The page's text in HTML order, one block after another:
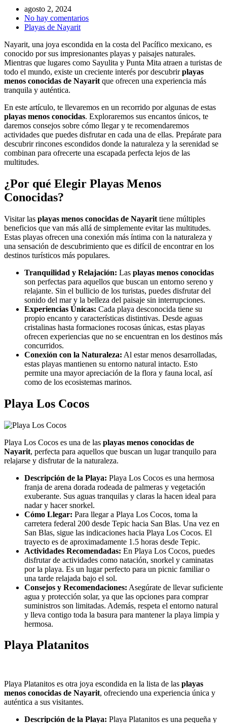
agosto 2, 2024
No hay comentarios
Playas de Nayarit
Nayarit, una joya escondida en la costa del Pacífico mexicano, es
conocido por sus impresionantes playas y paisajes naturales.
Mientras que lugares como Sayulita y Punta Mita atraen a turistas de
todo el mundo, existe un creciente interés por descubrirplayas
menos conocidas de Nayarit que ofrecen una experiencia más
tranquila y auténtica.
En este artículo, te llevaremos en un recorrido por algunas de estas
playas menos conocidas. Exploraremos sus encantos únicos, te
daremos consejos sobre cómo llegar y te recomendaremos
actividades que puedes disfrutar en cada una de ellas. Prepárate para
descubrir rincones escondidos donde la naturaleza y la serenidad se
combinan para ofrecerte una escapada perfecta lejos de las
multitudes.
¿Por qué Elegir Playas Menos
Conocidas?
Visitar las playas menos conocidas de Nayarit tiene múltiples
beneficios que van más allá de simplemente evitar las multitudes.
Estas playas ofrecen una conexión más íntima con la naturaleza y
una sensación de descubrimiento que es difícil de encontrar en los
destinos turísticos más populares.
Tranquilidad y Relajación: Las playas menos conocidas
son perfectas para aquellos que buscan un entorno sereno y
relajante. Sin el bullicio de los turistas, puedes disfrutar del
sonido del mar y la belleza del paisaje sin interrupciones.
Experiencias Únicas: Cada playa desconocida tiene su
propio encanto y características distintivas. Desde aguas
cristalinas hasta formaciones rocosas únicas, estas playas
ofrecen experiencias que no se encuentran en los destinos más
concurridos.
Conexión con la Naturaleza: Al estar menos desarrolladas,
estas playas mantienen su entorno natural intacto. Esto
permite una mayor apreciación de la flora y fauna local, así
como de los ecosistemas marinos.
Playa Los Cocos
Playa Los Cocos es una de las playas menos conocidas de
Nayarit, perfecta para aquellos que buscan un lugar tranquilo para
relajarse y disfrutar de la naturaleza.
Descripción de la Playa: Playa Los Cocos es una hermosa
franja de arena dorada rodeada de palmeras y vegetación
exuberante. Sus aguas tranquilas y claras la hacen ideal para
nadar y hacer snorkel.
Cómo Llegar: Para llegar a Playa Los Cocos, toma la
carretera federal 200 desde Tepic hacia San Blas. Una vez en
San Blas, sigue las indicaciones hacia Playa Los Cocos. El
trayecto es de aproximadamente 1.5 horas desde Tepic.
Actividades Recomendadas: En Playa Los Cocos, puedes
disfrutar de actividades como natación, snorkel y caminatas
por la playa. Es un lugar perfecto para un picnic familiar o
una tarde relajada bajo el sol.
Consejos y Recomendaciones: Asegúrate de llevar suficiente
agua y protección solar, ya que las opciones para comprar
suministros son limitadas. Además, respeta el entorno natural
y lleva contigo toda la basura para mantener la playa limpia y
hermosa.
Playa Platanitos
Playa Platanitos es otra joya escondida en la lista de las playas
menos conocidas de Nayarit, ofreciendo una experiencia única y
auténtica a sus visitantes.
Descripción de la Playa: Playa Platanitos es una pequeña y